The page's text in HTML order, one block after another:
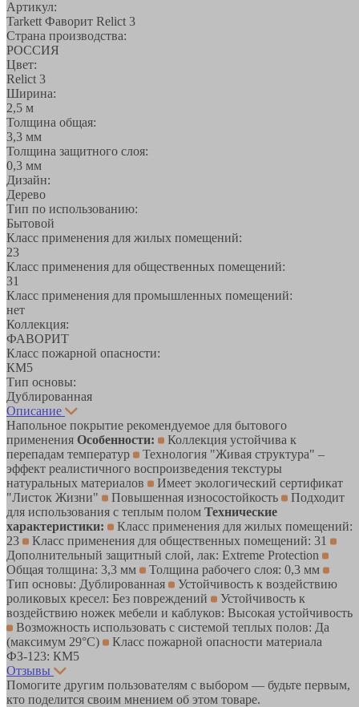
Артикул:
Tarkett Фаворит Relict 3
Страна производства:
РОССИЯ
Цвет:
Relict 3
Ширина:
2,5 м
Толщина общая:
3,3 мм
Толщина защитного слоя:
0,3 мм
Дизайн:
Дерево
Тип по использованию:
Бытовой
Класс применения для жилых помещений:
23
Класс применения для общественных помещений:
31
Класс применения для промышленных помещений:
нет
Коллекция:
ФАВОРИТ
Класс пожарной опасности:
КМ5
Тип основы:
Дублированная
Описание
Напольное покрытие рекомендуемое для бытового
применения Особенности:
Коллекция устойчива к
перепадам температур
Технология "Живая структура" –
эффект реалистичного воспроизведения текстуры
натуральных материалов
Имеет экологический сертификат
"Листок Жизни"
Повышенная износостойкость
Подходит
для использования с теплым полом Технические
характеристики:
Класс применения для жилых помещений:
23
Класс применения для общественных помещений: 31
Дополнительный защитный слой, лак: Extreme Protection
Общая толщина: 3,3 мм
Толщина рабочего слоя: 0,3 мм
Тип основы: Дублированная
Устойчивость к воздействию
роликовых кресел: Без повреждений
Устойчивость к
воздействию ножек мебели и каблуков: Высокая устойчивость
Возможность использовать с системой теплых полов: Да
(максимум 29°C)
Класс пожарной опасности материала
ФЗ-123: КМ5
Отзывы
Помогите другим пользователям с выбором — будьте первым,
кто поделится своим мнением об этом товаре.